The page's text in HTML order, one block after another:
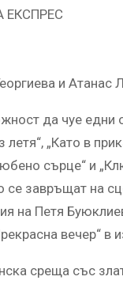
ЕКСПРЕС
и Атанас
да чуе едни
летя“, „Като в
сърце“ и
завръщат на
на Петя
вечер“ в
среща със